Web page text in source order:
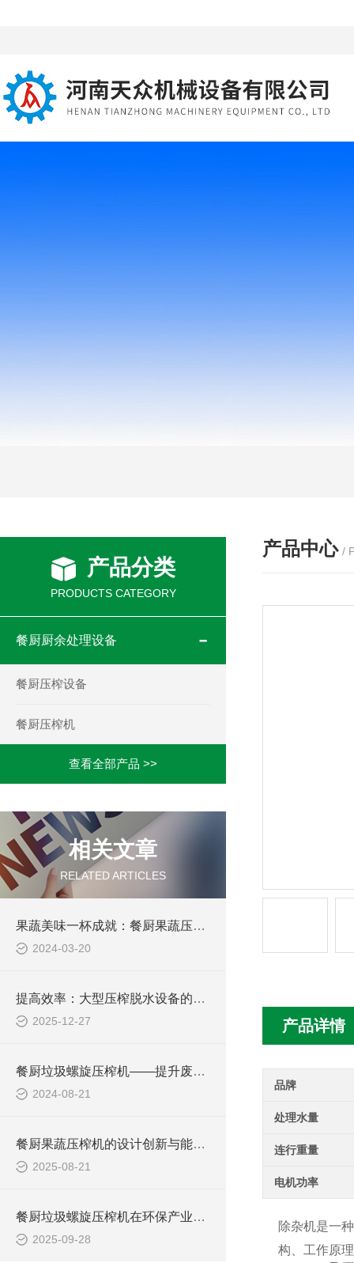
产品中心 /
产品详情
品牌
处理水量
连行重量
电机功率
除杂机是一
构、工作原
产品分类
PRODUCTS CATEGORY
餐厨厨余处理设备
餐厨压榨设备
餐厨压榨机
查看全部产品 >>
相关文章
RELATED ARTICLES
果蔬美味一杯成就：餐厨果蔬压榨机的魅力探索
2024-03-20
提高效率：大型压榨脱水设备的优化技术
2025-12-27
餐厨垃圾螺旋压榨机——提升废物处理效率
2024-08-21
餐厨果蔬压榨机的设计创新与能效提升研究
2025-08-21
餐厨垃圾螺旋压榨机在环保产业中的重要应用
2025-09-28